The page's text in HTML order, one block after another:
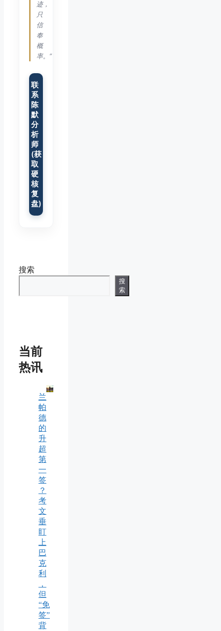
迹，
只
信
奉
概
率。”
联
系
陈
默
分
析
师
(获
取
硬
核
复
盘)
搜索
搜
索
当前
热讯
兰
帕
德
的
升
超
第
一
签
？
考
文
垂
盯
上
巴
克
利
，
但
“免
签”
背